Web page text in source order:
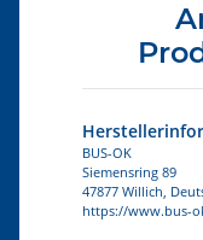
BUS-OK
Siemensring 89
47877 Willich,
https://www.bus-